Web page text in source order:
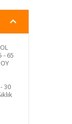
- 65
30